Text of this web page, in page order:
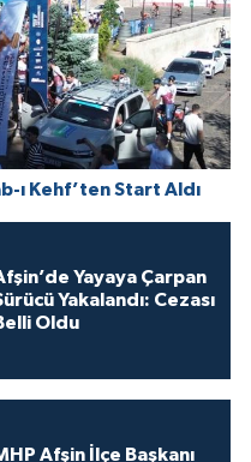
ı Kehf’ten Start Aldı
Yayaya Çarpan
Yakalandı: Cezası
Oldu
Afşin İlçe Başkanı